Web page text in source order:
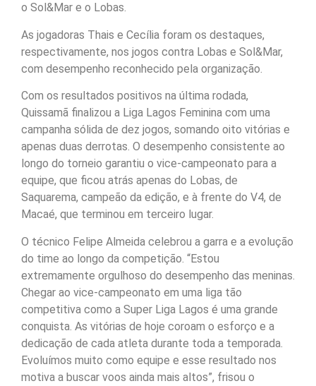
o Sol&Mar e o Lobas.
As jogadoras Thais e Cecília foram os destaques,
respectivamente, nos jogos contra Lobas e Sol&Mar,
com desempenho reconhecido pela organização.
Com os resultados positivos na última rodada,
Quissamã finalizou a Liga Lagos Feminina com uma
campanha sólida de dez jogos, somando oito vitórias e
apenas duas derrotas. O desempenho consistente ao
longo do torneio garantiu o vice-campeonato para a
equipe, que ficou atrás apenas do Lobas, de
Saquarema, campeão da edição, e à frente do V4, de
Macaé, que terminou em terceiro lugar.
O técnico Felipe Almeida celebrou a garra e a evolução
do time ao longo da competição. “Estou
extremamente orgulhoso do desempenho das meninas.
Chegar ao vice-campeonato em uma liga tão
competitiva como a Super Liga Lagos é uma grande
conquista. As vitórias de hoje coroam o esforço e a
dedicação de cada atleta durante toda a temporada.
Evoluímos muito como equipe e esse resultado nos
motiva a buscar voos ainda mais altos”, frisou o